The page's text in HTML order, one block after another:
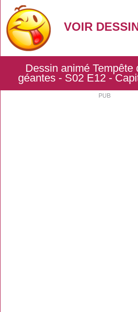
VOIR
Dessin animé Tempête
géantes - S02 E12 -